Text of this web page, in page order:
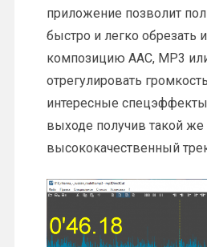
приложение позволит
быстро и легко обрезать
композицию AAC, MP3
отрегулировать
интересные
выходе получив такой же
высококачественный